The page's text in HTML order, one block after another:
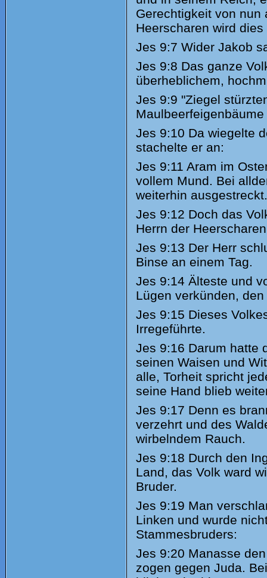
Gerechtigkeit von nun
Heerscharen wird dies
Jes 9:7 Wider Jakob
Jes 9:8 Das ganze
überheblichem,
Jes 9:9 "Ziegel
Jes 9:10 Da wiegelte
stachelte er an:
Jes 9:11 Aram im
vollem Mund. Bei
weiterhin ausgestreckt.
Jes 9:12 Doch das
Herrn der
Jes 9:13 Der Herr
Binse an einem Tag.
Jes 9:14 Älteste und
Lügen verkünden,
Jes 9:15 Dieses
Irregeführte.
Jes 9:16 Darum hatte
seinen Waisen und
alle, Torheit spricht
seine Hand blieb
Jes 9:17 Denn es
verzehrt und des
wirbelndem Rauch.
Jes 9:18 Durch den
Land, das Volk ward
Bruder.
Jes 9:19 Man
Linken und wurde
Stammesbruders:
Jes 9:20 Manasse
zogen gegen Juda.